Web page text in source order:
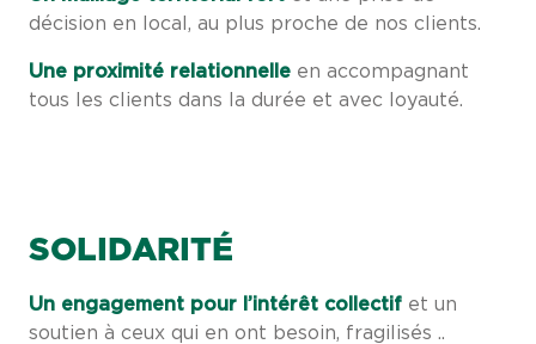
décision en local, au plus proche de nos clients.
Une proximité relationnelle en accompagnant
tous les clients dans la durée et avec loyauté.
SOLIDARITÉ
Un engagement pour l’intérêt collectif et un
soutien à ceux qui en ont besoin, fragilisés ..